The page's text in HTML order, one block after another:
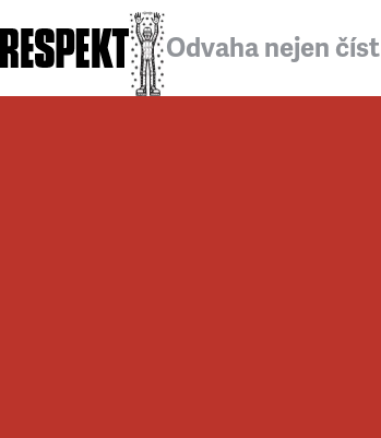
Odvaha nejen číst